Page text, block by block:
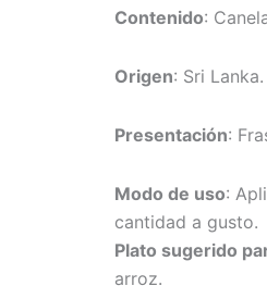
Contenido:
Origen: Sri Lanka.
Presentación:
Modo de uso:
cantidad a gusto.
Plato sugerido
arroz.